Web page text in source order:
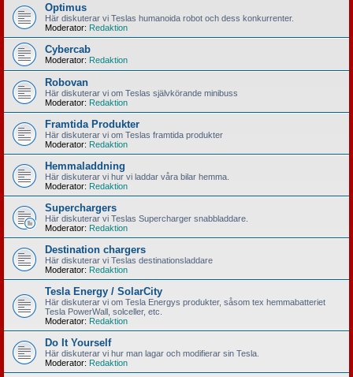
Optimus
Här diskuterar vi Teslas humanoida robot och dess konkurrenter.
Moderator: Redaktion
Cybercab
Moderator: Redaktion
Robovan
Här diskuterar vi om Teslas självkörande minibuss
Moderator: Redaktion
Framtida Produkter
Här diskuterar vi om Teslas framtida produkter
Moderator: Redaktion
Hemmaladdning
Här diskuterar vi hur vi laddar våra bilar hemma.
Moderator: Redaktion
Superchargers
Här diskuterar vi Teslas Supercharger snabbladdare.
Moderator: Redaktion
Destination chargers
Här diskuterar vi Teslas destinationsladdare
Moderator: Redaktion
Tesla Energy / SolarCity
Här diskuterar vi om Tesla Energys produkter, såsom tex hemmabatteriet
Tesla PowerWall, solceller, etc.
Moderator: Redaktion
Do It Yourself
Här diskuterar vi hur man lagar och modifierar sin Tesla.
Moderator: Redaktion